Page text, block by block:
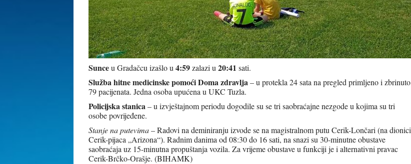
Sunceu Gradačcu izašlo u 4:59zalazi u 20:41 sati.
Služba hitne medicinske pomoći Doma zdravlja– u protekla 24 sata na pregled primljeno i zbrinuto
79 pacijenata. Jedna osoba upućena u UKC Tuzla.
Policijska stanica– u izvještajnom periodu dogodile su se tri saobraćajne nezgode u kojima su tri
osobe povrijeđene.
Stanje na putevima– Radovi na deminiranju izvode se na magistralnom putu Cerik-Lončari (na dionici
Cerik-pijaca „Arizona“). Radnim danima od 08:30 do 16 sati, na snazi su 30-minutne obustave
saobraćaja uz 15-minutna propuštanja vozila. Za vrijeme obustave u funkciji je i alternativni pravac
Cerik-Brčko-Orašje. (BIHAMK)